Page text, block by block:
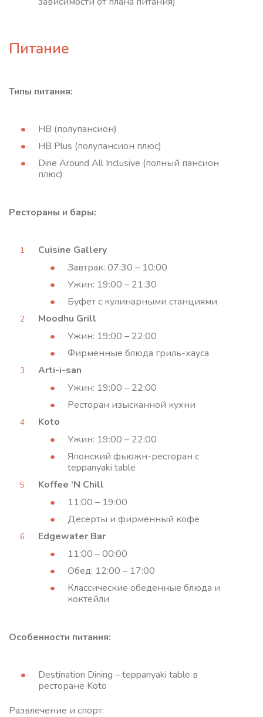
Питание
Типы питания:
HB (полупансион)
HB Plus (полупансион плюс)
Dine Around All Inclusive (полный пансион
плюс)
Рестораны и бары:
Cuisine Gallery
Завтрак: 07:30 – 10:00
Ужин: 19:00 – 21:30
Буфет с кулинарными станциями
Moodhu Grill
Ужин: 19:00 – 22:00
Фирменные блюда гриль-хауса
Arti-i-san
Ужин: 19:00 – 22:00
Ресторан изысканной кухни
Koto
Ужин: 19:00 – 22:00
Японский фьюжн-ресторан с
teppanyaki table
Koffee ‘N Chill
11:00 – 19:00
Десерты и фирменный кофе
Edgewater Bar
11:00 – 00:00
Обед: 12:00 – 17:00
Классические обеденные блюда и
коктейли
Особенности питания:
Destination Dining – teppanyaki table в
ресторане Koto
Развлечение и спорт: